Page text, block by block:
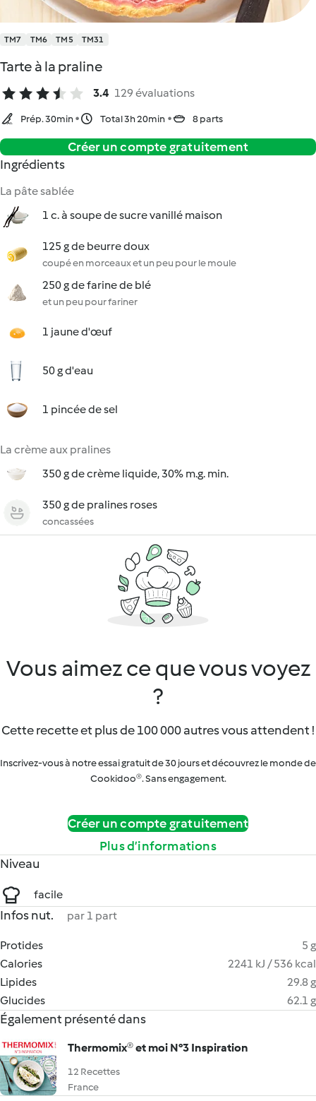
TM7 TM6 TM5 TM31
Tarte à la praline
3.4 129 évaluations
Prép. 30min Total 3h 20min 8 parts
Créer un compte gratuitement
Ingrédients
La pâte sablée
1 c. à soupe de sucre vanillé maison
125 g de beurre doux
coupé en morceaux et un peu pour le moule
250 g de farine de blé
et un peu pour fariner
1 jaune d'œuf
50 g d'eau
1 pincée de sel
La crème aux pralines
350 g de crème liquide, 30% m.g. min.
350 g de pralines roses
concassées
Vous aimez ce que vous voyez
?
Cette recette et plus de 100 000 autres vous attendent !
Inscrivez-vous à notre essai gratuit de 30 jours et découvrez le monde de
Cookidoo®. Sans engagement.
Créer un compte gratuitement
Plus d’informations
Niveau
facile
Infos nut. par 1 part
Protides
5 g
Calories
2241 kJ / 536 kcal
Lipides
29.8 g
Glucides
62.1 g
Également présenté dans
Thermomix® et moi N°3 Inspiration
12 Recettes
France